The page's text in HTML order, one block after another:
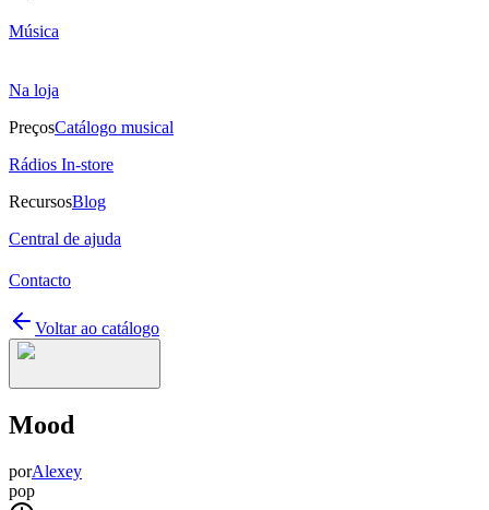
Música
Na loja
PreçosCatálogo musical
Rádios In-store
RecursosBlog
Central de ajuda
Contacto
Voltar ao catálogo
Mood
porAlexey
pop